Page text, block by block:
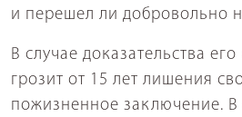
и перешел ли добровольно
В случае доказательства
грозит от 15 лет лишения
пожизненное заключение.